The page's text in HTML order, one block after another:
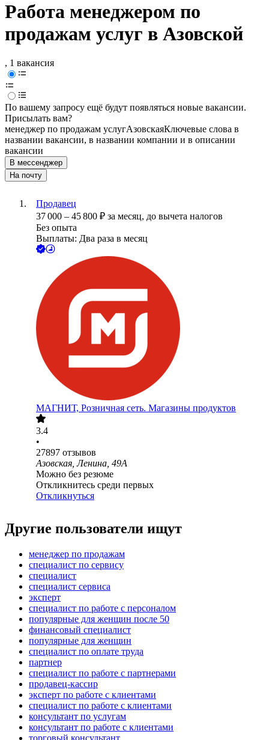
Работа менеджером по
продажам услуг в Азовской
, 1 вакансия
По вашему запросу ещё будут появляться новые вакансии.
Присылать вам?
менеджер по продажам услугАзовскаяКлючевые слова в
названии вакансии, в названии компании и в описании
вакансии
В мессенджер
На почту
Продавец
37 000 – 45 800 ₽ за месяц, до вычета налогов
Без опыта
Выплаты: Два раза в месяц
МАГНИТ, Розничная сеть. Магазины продуктов
3.4
•
27897 отзывов
Азовская, Ленина, 49А
Можно без резюме
Откликнитесь среди первых
Откликнуться
Другие пользователи ищут
менеджер по продажам
специалист по сервису
специалист
специалист сервиса
эксперт
специалист по работе с персоналом
популярные для женщин после 50
финансовый специалист
популярные для женщин
специалист по оплате труда
партнер
специалист по работе с партнерами
продавец-кассир
эксперт по работе с клиентами
специалист по работе с клиентами
консультант по услугам
консультант по работе с клиентами